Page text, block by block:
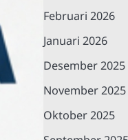
Februari 2026
Januari 2026
Desember 2025
November 2025
Oktober 2025